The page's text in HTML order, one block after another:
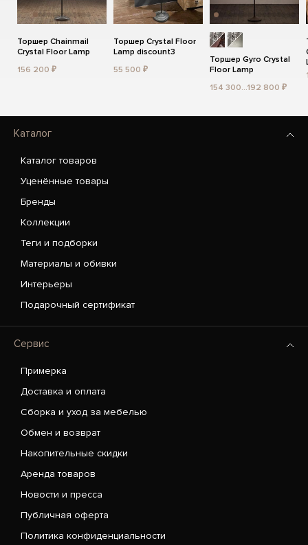
Торшер Chainmail
Crystal Floor Lamp
156 200 ₽
Торшер Crystal Floor
Lamp discount3
55 500 ₽
Торшер Gyro Crystal
Floor Lamp
154 300...192 800 ₽
Каталог
Каталог товаров
Уценённые товары
Бренды
Коллекции
Теги и подборки
Материалы и обивки
Интерьеры
Подарочный сертификат
Сервис
Примерка
Доставка и оплата
Сборка и уход за мебелью
Обмен и возврат
Накопительные скидки
Аренда товаров
Новости и пресса
Публичная оферта
Политика конфиденциальности